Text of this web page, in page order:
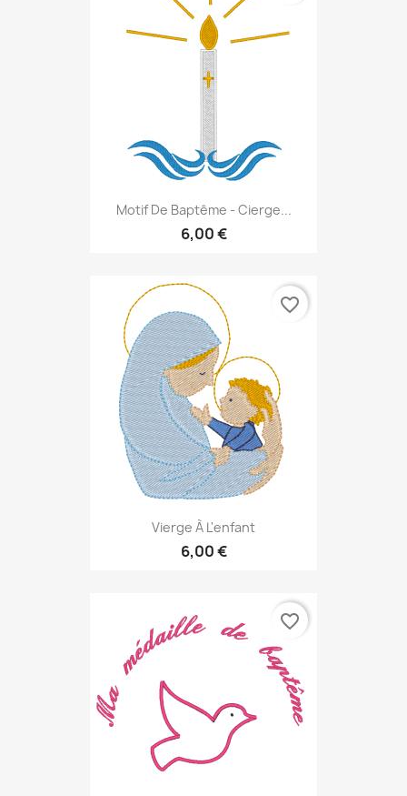
Motif De Baptême - Cierge...
6,00 €
Vierge À L'enfant
6,00 €
favorite_border
favorite_border